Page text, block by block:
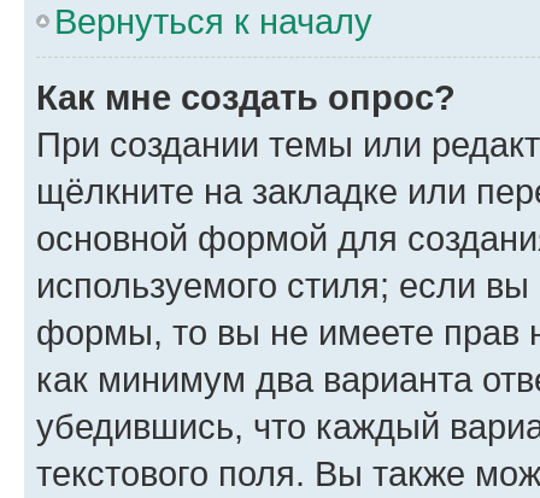
Вернуться к началу
Как мне создать опрос?
При создании темы или
щёлкните на закладке или
основной формой для
используемого стиля; если
формы, то вы не имеете прав
как минимум два варианта
убедившись, что каждый
текстового поля. Вы также